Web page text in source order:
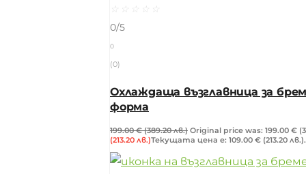
☆ ☆ ☆ ☆
☆
0/5
0
(0)
Охлаждаща възглавница за
форма
199.00€ (389.20 лв.) Original price was: 199.00 €
(213.20 лв.)Текущата цена е: 109.00 € (213.20 лв.).